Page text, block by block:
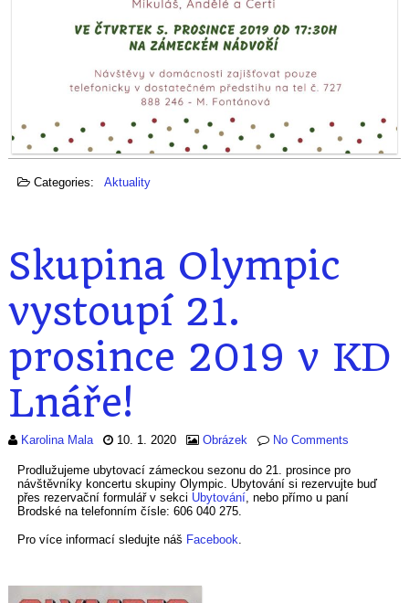
Categories: Aktuality
Skupina Olympic
vystoupí 21.
prosince 2019 v KD
Lnáře!
Karolina Mala 10. 1. 2020 Obrázek No Comments
Prodlužujeme ubytovací zámeckou sezonu do 21. prosince pro
návštěvníky koncertu skupiny Olympic. Ubytování si rezervujte buď
přes rezervační formulář v sekci Ubytování, nebo přímo u paní
Brodské na telefonním čísle: 606 040 275.
Pro více informací sledujte náš Facebook.